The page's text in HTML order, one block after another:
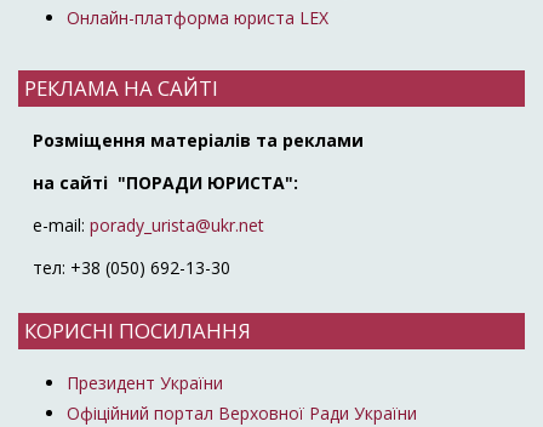
Онлайн-платформа юриста LEX
РЕКЛАМА НА САЙТІ
Розміщення матеріалів та реклами
на сайті "ПОРАДИ ЮРИСТА":
e-mail: porady_urista@ukr.net
тел: +38 (050) 692-13-30
КОРИСНІ ПОСИЛАННЯ
Президент України
Офіційний портал Верховної Ради України